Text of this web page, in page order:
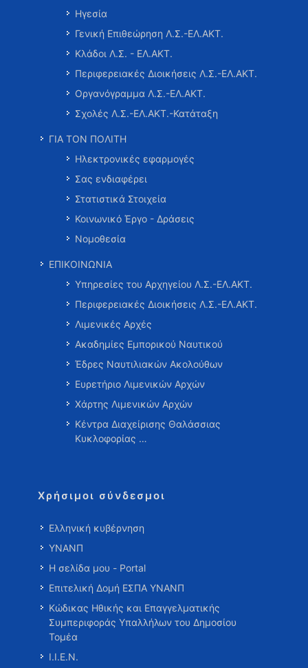
Ηγεσία
Γενική Επιθεώρηση Λ.Σ.-ΕΛ.ΑΚΤ.
Κλάδοι Λ.Σ. - ΕΛ.ΑΚΤ.
Περιφερειακές Διοικήσεις Λ.Σ.-ΕΛ.ΑΚΤ.
Οργανόγραμμα Λ.Σ.-ΕΛ.ΑΚΤ.
Σχολές Λ.Σ.-ΕΛ.ΑΚΤ.-Κατάταξη
ΓΙΑ ΤΟΝ ΠΟΛΙΤΗ
Ηλεκτρονικές εφαρμογές
Σας ενδιαφέρει
Στατιστικά Στοιχεία
Κοινωνικό Έργο - Δράσεις
Νομοθεσία
ΕΠΙΚΟΙΝΩΝΙΑ
Υπηρεσίες του Αρχηγείου Λ.Σ.-ΕΛ.ΑΚΤ.
Περιφερειακές Διοικήσεις Λ.Σ.-ΕΛ.ΑΚΤ.
Λιμενικές Αρχές
Ακαδημίες Εμπορικού Ναυτικού
Έδρες Ναυτιλιακών Ακολούθων
Ευρετήριο Λιμενικών Αρχών
Χάρτης Λιμενικών Αρχών
Κέντρα Διαχείρισης Θαλάσσιας
Κυκλοφορίας …
Χρήσιμοι σύνδεσμοι
Ελληνική κυβέρνηση
ΥΝΑΝΠ
Η σελίδα μου - Portal
Επιτελική Δομή ΕΣΠΑ ΥΝΑΝΠ
Κώδικας Ηθικής και Επαγγελματικής
Συμπεριφοράς Υπαλλήλων του Δημοσίου
Τομέα
Ι.Ι.Ε.Ν.